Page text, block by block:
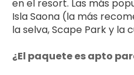
en el resort. Las más
Isla Saona (la más
la selva, Scape Park y la
¿El paquete es apto